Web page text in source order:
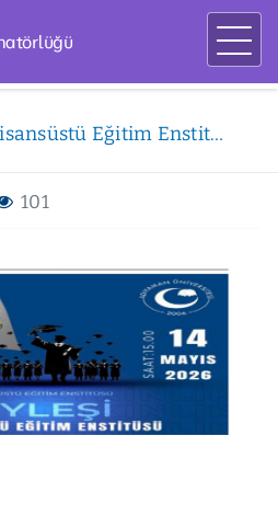
Lisansüstü Eğitim Enstitüsü Mezunlar Buluşması Duyurusu
101